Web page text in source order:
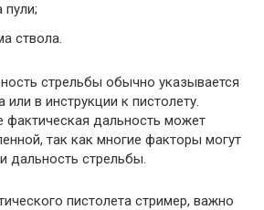
ствола.
стрельбы обычно указывается
или в инструкции к пистолету.
фактическая дальность может
так как многие факторы могут
дальность стрельбы.
пистолета стример, важно